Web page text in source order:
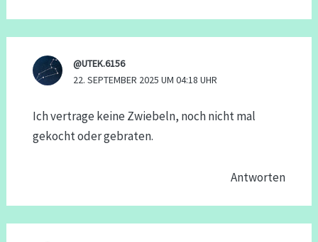
@UTEK.6156
22. SEPTEMBER 2025 UM 04:18 UHR
Ich vertrage keine Zwiebeln, noch nicht mal
gekocht oder gebraten.
Antworten